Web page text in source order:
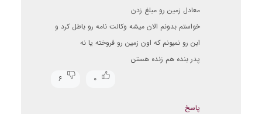
معادل زمین رو مبلغ زدن
خواستم بدونم الان میشه وکالت نامه رو باطل کرد و
ابن رو نمیونم که اون زمین رو فروخته یا نه
پدر بنده هم زنده هستن
۰
۶
پاسخ